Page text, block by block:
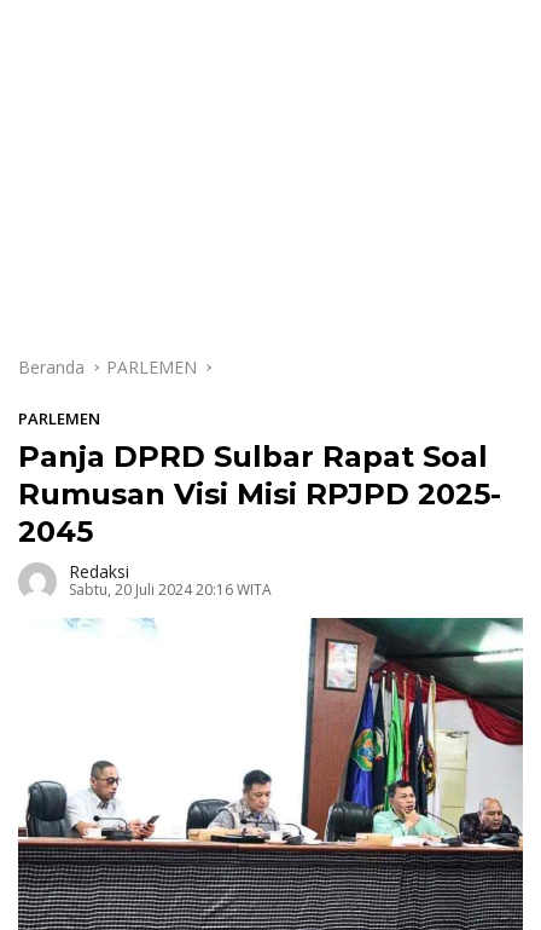
Beranda PARLEMEN
PARLEMEN
Panja DPRD Sulbar Rapat Soal
Rumusan Visi Misi RPJPD 2025-
2045
Redaksi
Sabtu, 20 Juli 2024 20:16 WITA